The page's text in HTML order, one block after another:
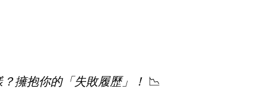
擁抱你的「失敗履歷」！ 📉